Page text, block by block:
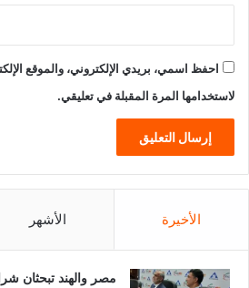
احفظ اسمي، بريدي الإلكتروني، والموقع
لاستخدامها المرة المقبلة في تعليقي.
الأخيرة الأشهر
مصر والهند تبحثان